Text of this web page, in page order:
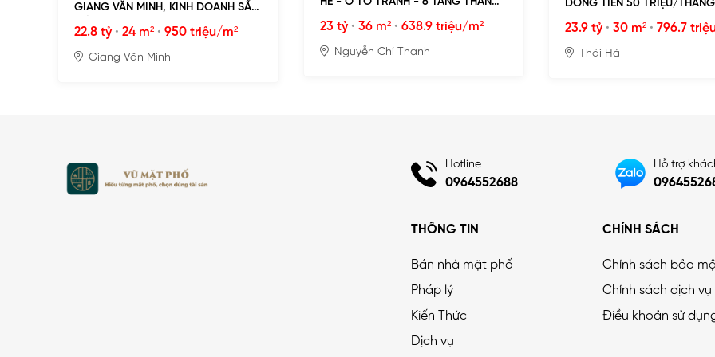
GIANG VĂN MINH, KINH DOANH SẦM
UẤT
22.8 tỷ • 24 m² • 950 triệu/m²
Giang Văn Minh
MÁY
23 tỷ• 36 m² • 638.9 triệu/m²
Nguyễn Chí Thanh
DÒNG TIỀN 50 TRIỆU/
THOÁNG
23.9 tỷ • 30 m² • 796.7
Thái Hà
Hotline
0964552688
Hỗ trợ
THÔNG TIN
Bán nhà mặt phố
Pháp lý
Kiến Thức
Dịch vụ
CHÍNH SÁCH
Chính sách bảo
Chính sách dịch vụ
Điều khoản sử